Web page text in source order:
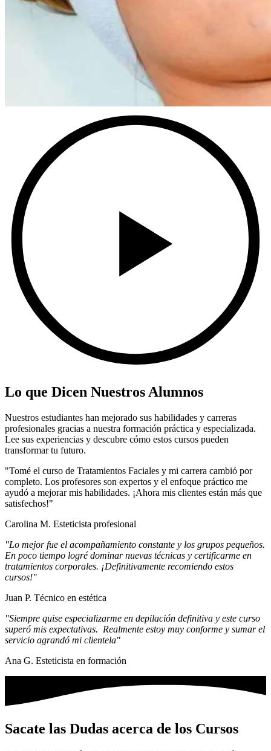
Lo que Dicen Nuestros Alumnos
Nuestros estudiantes han mejorado sus habilidades y carreras
profesionales gracias a nuestra formación práctica y especializada.
Lee sus experiencias y descubre cómo estos cursos pueden
transformar tu futuro.
"Tomé el curso de Tratamientos Faciales y mi carrera cambió por
completo. Los profesores son expertos y el enfoque práctico me
ayudó a mejorar mis habilidades. ¡Ahora mis clientes están más que
satisfechos!"
Carolina M. Esteticista profesional
"Lo mejor fue el acompañamiento constante y los grupos pequeños.
En poco tiempo logré dominar nuevas técnicas y certificarme en
tratamientos corporales. ¡Definitivamente recomiendo estos
cursos!"
Juan P. Técnico en estética
"Siempre quise especializarme en depilación definitiva y este curso
superó mis expectativas. Realmente estoy muy conforme y sumar el
servicio agrandó mi clientela"
Ana G. Esteticista en formación
Sacate las Dudas acerca de los Cursos